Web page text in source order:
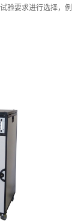
验要求进行选择，例